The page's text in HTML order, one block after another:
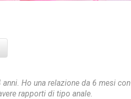
Ho una relazione da 6 mesi
rapporti di tipo anale.